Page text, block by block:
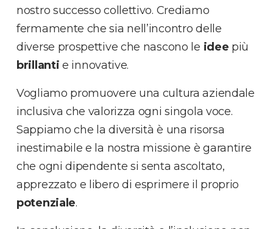
nostro successo collettivo. Crediamo
fermamente che sia nell’incontro delle
diverse prospettive che nascono le idee più
brillanti e innovative.
Vogliamo promuovere una cultura aziendale
inclusiva che valorizza ogni singola voce.
Sappiamo che la diversità è una risorsa
inestimabile e la nostra missione è garantire
che ogni dipendente si senta ascoltato,
apprezzato e libero di esprimere il proprio
potenziale.